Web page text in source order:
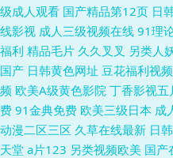
级成人观看 国产精品第12页 日
线影视 成人三级视频在线 91理
福利 精品毛片 久久叉叉 另类人
国产 日韩黄色网址 豆花福利视频
频 欧美A级黄色影院 丁香影视五
费 91金典免费 欧美三级日本 成
动漫二区三区 久草在线最新 日
天堂 a片123 另类视频欧美 国产